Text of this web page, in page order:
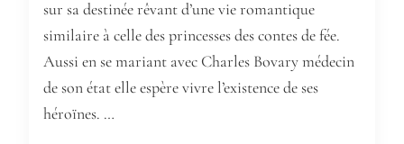
sur sa destinée rêvant d’une vie romantique
similaire à celle des princesses des contes de fée.
Aussi en se mariant avec Charles Bovary médecin
de son état elle espère vivre l’existence de ses
héroïnes. …